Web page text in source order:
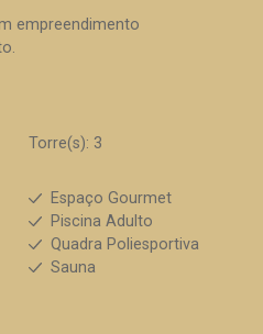
empreendimento
Torre(s): 3
Espaço Gourmet
Piscina Adulto
Quadra Poliesportiva
Sauna